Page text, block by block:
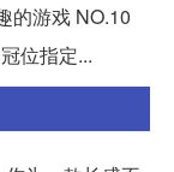
的游戏 NO.10
位指定...